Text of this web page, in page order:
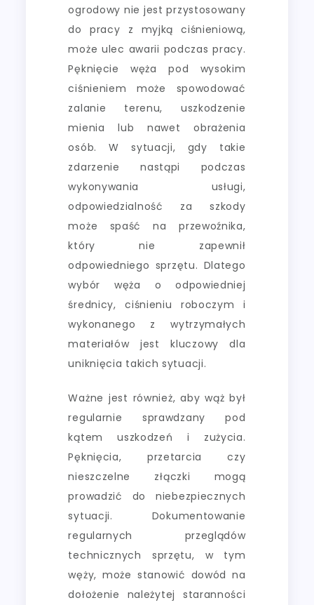
ogrodowy nie jest przystosowany
do pracy z myjką ciśnieniową,
może ulec awarii podczas pracy.
Pęknięcie węża pod wysokim
ciśnieniem może spowodować
zalanie terenu, uszkodzenie
mienia lub nawet obrażenia
osób. W sytuacji, gdy takie
zdarzenie nastąpi podczas
wykonywania usługi,
odpowiedzialność za szkody
może spaść na przewoźnika,
który nie zapewnił
odpowiedniego sprzętu. Dlatego
wybór węża o odpowiedniej
średnicy, ciśnieniu roboczym i
wykonanego z wytrzymałych
materiałów jest kluczowy dla
uniknięcia takich sytuacji.
Ważne jest również, aby wąż był
regularnie sprawdzany pod
kątem uszkodzeń i zużycia.
Pęknięcia, przetarcia czy
nieszczelne złączki mogą
prowadzić do niebezpiecznych
sytuacji. Dokumentowanie
regularnych przeglądów
technicznych sprzętu, w tym
węży, może stanowić dowód na
dołożenie należytej staranności